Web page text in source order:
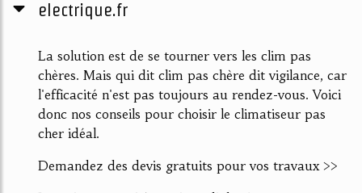
electrique.fr
La solution est de se tourner vers les clim pas
chères. Mais qui dit clim pas chère dit vigilance, car
l'efficacité n'est pas toujours au rendez-vous. Voici
donc nos conseils pour choisir le climatiseur pas
cher idéal.
Demandez des devis gratuits pour vos travaux >>